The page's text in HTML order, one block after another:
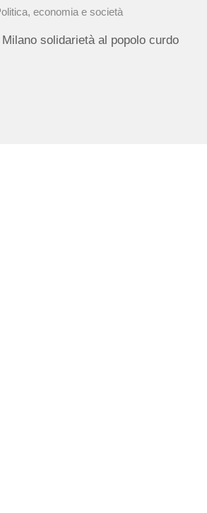
economia e società
solidarietà al popolo curdo